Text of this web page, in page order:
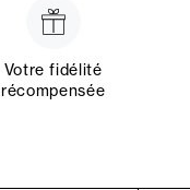
Votre fidélité
récompensée